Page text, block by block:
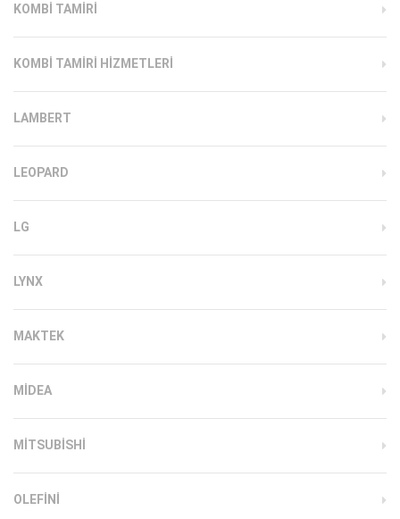
KOMBI TAMIRI
KOMBI TAMIRI HIZMETLERI
LAMBERT
LEOPARD
LG
LYNX
MAKTEK
MIDEA
MITSUBISHI
OLEFINI